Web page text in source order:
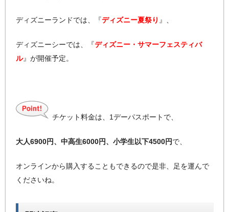
ディズニーランドでは、『ディズニー夏祭り 』、
ディズニーシーでは、『ディズニー・サマーフェスティバ
ル』が開催予定。
チケット料金は、1デーパスポートで、
大人6900円、中高生6000円、小学生以下4500円で、
オンラインから購入することもできるので是非、足を運んで
くださいね。